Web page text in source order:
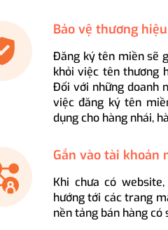
Bảo vệ thương hiệu
Đăng ký tên miền sẽ
khỏi việc tên thương
Đối với những doanh
việc đăng ký tên
dụng cho hàng nhái,
Gắn vào tài khoản
Khi chưa có
hướng tới các trang
nền tảng bán hàng có